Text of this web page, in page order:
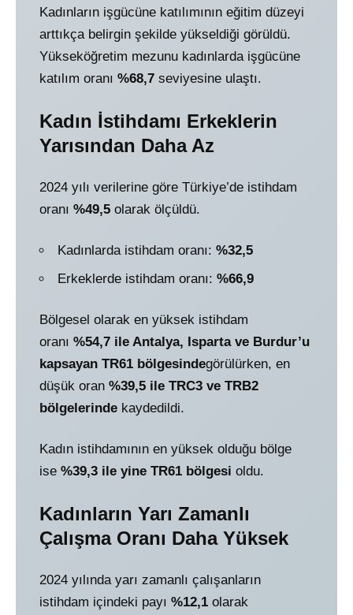
Kadınların işgücüne katılımının eğitim düzeyi
arttıkça belirgin şekilde yükseldiği görüldü.
Yükseköğretim mezunu kadınlarda işgücüne
katılım oranı %68,7 seviyesine ulaştı.
Kadın İstihdamı Erkeklerin
Yarısından Daha Az
2024 yılı verilerine göre Türkiye’de istihdam
oranı %49,5 olarak ölçüldü.
Kadınlarda istihdam oranı: %32,5
Erkeklerde istihdam oranı: %66,9
Bölgesel olarak en yüksek istihdam
oranı %54,7 ile Antalya, Isparta ve Burdur’u
kapsayan TR61 bölgesindegörülürken, en
düşük oran %39,5 ile TRC3 ve TRB2
bölgelerinde kaydedildi.
Kadın istihdamının en yüksek olduğu bölge
ise %39,3 ile yine TR61 bölgesi oldu.
Kadınların Yarı Zamanlı
Çalışma Oranı Daha Yüksek
2024 yılında yarı zamanlı çalışanların
istihdam içindeki payı %12,1 olarak